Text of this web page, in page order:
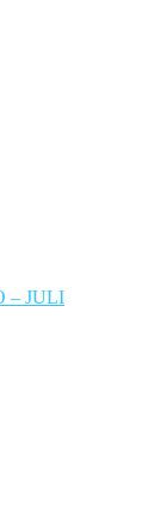
– JULI